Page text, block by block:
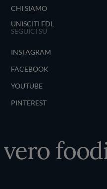
CHI SIAMO
UNISCITI FDL
SEGUICI SU
INSTAGRAM
FACEBOOK
YOUTUBE
PINTEREST